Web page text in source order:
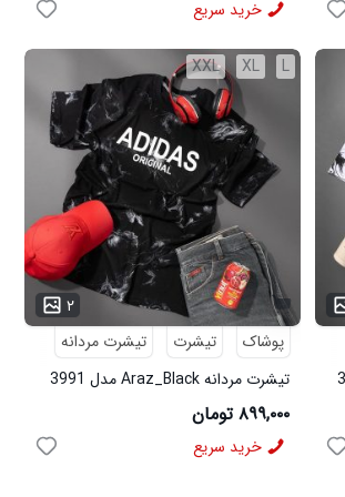
خرید سریع
L
XL
XXL
۲
پوشاک
تیشرت
تیشرت مردانه
تیشرت مردانه Araz_Black مدل 3991
۸۹۹,۰۰۰ تومان
خرید سریع